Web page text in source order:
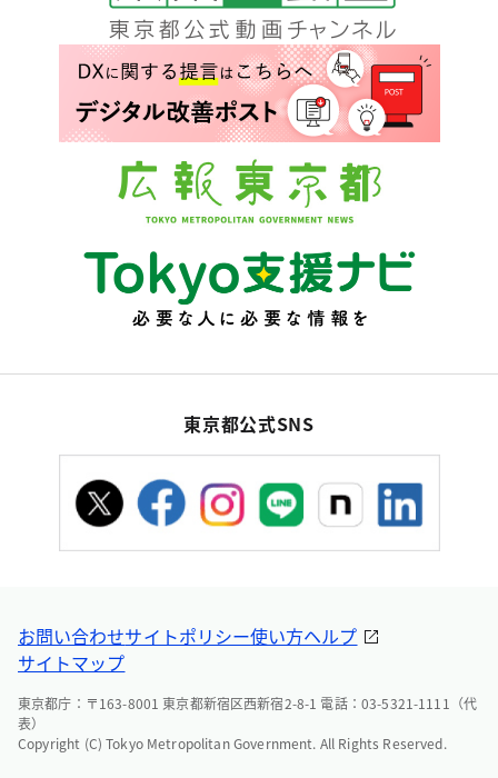
東京都公式SNS
お問い合わせサイトポリシー使い方ヘルプ
サイトマップ
東京都庁：〒163-8001 東京都新宿区西新宿2-8-1 電話：03-5321-1111（代
表）
Copyright (C) Tokyo Metropolitan Government. All Rights Reserved.